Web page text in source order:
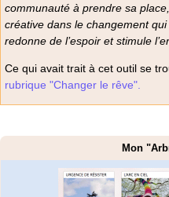
communauté à prendre sa
créative dans le changement
redonne de l’espoir et stimule
Ce qui avait trait à cet outil se
rubrique "Changer le rêve".
Mon